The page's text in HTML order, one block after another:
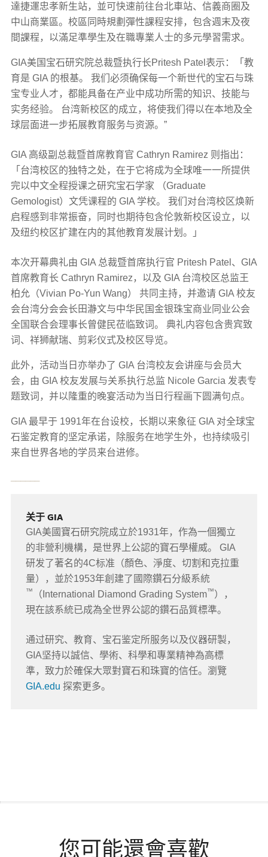
達捷運忠孝新生站，並可快速前往台北車站、信義商圈及
中山商業區。校區同時規劃彈性課程安排，包含週末及夜
間課程，以滿足準學生及在職專業人士的多元學習需求。
GIA美国宝石研究院总裁暨执行长Pritesh Patel表示：「教
育是 GIA 的根基。 我们必须确保每一个新世代的宝石与珠
宝专业人才，都能具备在产业中成功所需的知识、技能与
实务经验。 台湾新校区的成立，将使我们得以在本地及全
球层面进一步拓展教育服务与资源。”
GIA 高级副总裁暨首席教育官 Cathryn Ramirez 则指出：
「台湾校区的独特之处，在于它将成为全球唯一一所提供
完以中文全程授课之研究宝石学家 （Graduate
Gemologist）文凭课程的 GIA 学校。 我们对台湾校区焕新
启程感到非常振奋，同时也期待包含伦敦新校区设立，以
及纽约校区扩建在内的其他教育发展计划。」
本次开幕典礼由 GIA 总裁暨首席执行官 Pritesh Patel、GIA
首席教育长 Cathryn Ramirez，以及 GIA 台湾校区总监王
柏允（Vivian Po-Yun Wang） 共同主持，并邀请 GIA 校友
会台湾分会会长田瀞文与中华民国金银珠宝商业同业公会
全国联合会理事长曾健民莅临致词。 典礼内容包含贵宾致
词、祥狮献瑞、剪彩仪式及校区导览。
此外，活动当日亦举办了 GIA 台湾校友会讲座与会员大
会，由 GIA 校友发展与关系执行总监 Nicole Garcia 发表专
题致词，并以隆重的晚宴活动为当日行程画下圆满句点。
GIA 最早于 1991年在台设校，长期以来象征 GIA 对全球宝
石鉴定教育的坚定承诺，除服务在地学生外，也持续吸引
来自世界各地的学员来台进修。
关于 GIA
GIA美國寶石研究院成立於1931年，作為一個獨立
的非營利機構，是世界上公認的寶石學權威。 GIA
研发了著名的4C标准（顏色、淨度、切割和克拉重
量），並於1953年創建了國際鑽石分級系統
™ （International Diamond Grading System™），
現在該系統已成為全世界公認的鑽石品質標準。
通过研究、教育、宝石鉴定所服务以及仪器研製，
GIA坚持以誠信、學術、科學和專業精神為高標
準，致力於確保大眾對寶石和珠寶的信任。瀏覽
GIA.edu 探索更多。
您可能還會喜歡